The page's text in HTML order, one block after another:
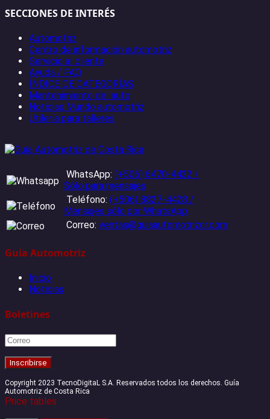
SECCIONES DE INTERÉS
Automotriz
Centro de información automotriz
Servicio al cliente
Ayuda / FAQ
ÍNDICE DE CATEGORÍAS
Mantenimiento del auto
Noticias Mundo automotriz
Utilería para talleres
WhatsApp: (+506) 6470-4422 /
Sólo para mensajes
Teléfono: (+506) 8827-4428 /
Mensajes sólo por WhatsApp
Correo: ventas@guiaautomotrizcr.com
Guía Automotriz
Inicio
Noticias
Boletines
Copyright 2023 TecnoDigitaL S.A. Reservados todos los derechos. Guía
Automotriz de Costa Rica
Price tables